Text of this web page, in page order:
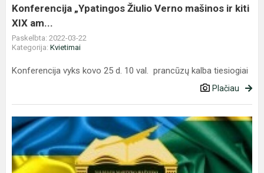
XIX
am...
Konferencija „Ypatingos Žiulio Verno mašinos ir kiti
XIX am...
Paskelbta: 2022-03-22
Kategorija: Kvietimai
Konferencija vyks kovo 25 d. 10 val. prancūzų kalba tiesiogiai
Plačiau
Kvietimas
padėti
Ukrainai